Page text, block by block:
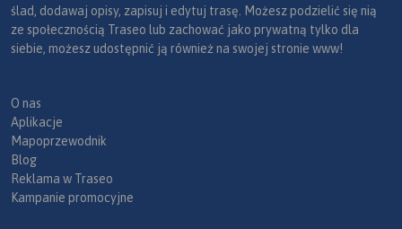
ślad, dodawaj opisy, zapisuj i edytuj trasę. Możesz podzielić się nią
ze społecznością Traseo lub zachować jako prywatną tylko dla
siebie, możesz udostępnić ją również na swojej stronie www!
O nas
Aplikacje
Mapoprzewodnik
Blog
Reklama w Traseo
Kampanie promocyjne